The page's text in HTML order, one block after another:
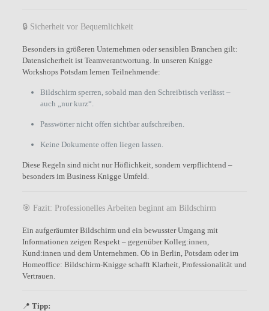
🔒 Sicherheit vor Bequemlichkeit
Besonders in größeren Unternehmen oder sensiblen Branchen gilt:
Datensicherheit ist Teamverantwortung. In unseren Knigge
Workshops Potsdam lernen Teilnehmende:
Bildschirm sperren, sobald man den Schreibtisch verlässt –
auch „nur kurz“.
Passwörter nicht offen sichtbar aufschreiben.
Keine Dokumente offen liegen lassen.
Diese Regeln sind nicht nur Höflichkeit, sondern verpflichtend –
besonders im Business Knigge Umfeld.
🎯 Fazit: Professionelles Arbeiten beginnt am Bildschirm
Ein aufgeräumter Bildschirm und ein bewusster Umgang mit
Informationen zeigen Respekt – gegenüber Kolleg:innen,
Kund:innen und dem Unternehmen. Ob in Berlin, Potsdam oder im
Homeoffice: Bildschirm-Knigge schafft Klarheit, Professionalität und
Vertrauen.
📍 Tipp: